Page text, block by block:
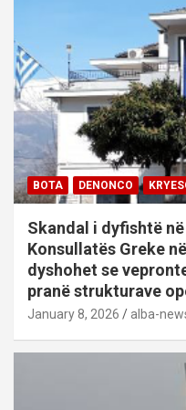
BOTA DENONCO
Skandal i dyfishtë
Konsullatës Greke
dyshohet se
pranë strukturave
January 8, 2026 alba-